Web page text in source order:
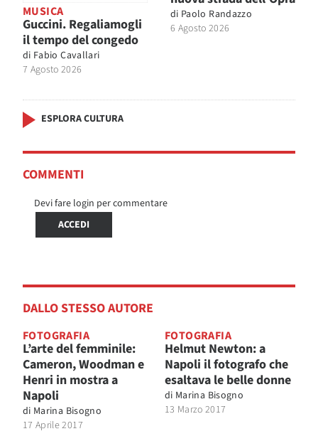
MUSICA
Guccini. Regaliamogli
il tempo del congedo
di Fabio Cavallari
7 Agosto 2026
di Paolo Randazzo
6 Agosto 2026
ESPLORA CULTURA
COMMENTI
Devi fare login per commentare
ACCEDI
DALLO STESSO AUTORE
FOTOGRAFIA
L’arte del femminile:
Cameron, Woodman e
Henri in mostra a
Napoli
di Marina Bisogno
17 Aprile 2017
FOTOGRAFIA
Helmut Newton: a
Napoli il fotografo che
esaltava le belle donne
di Marina Bisogno
13 Marzo 2017